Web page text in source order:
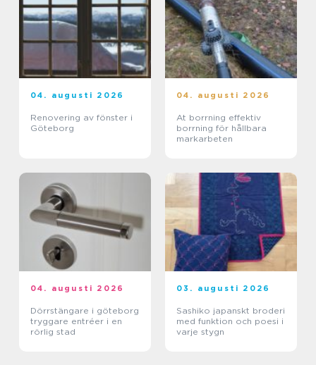
04. augusti 2026
Renovering av fönster i
Göteborg
04. augusti 2026
At borrning effektiv
borrning för hållbara
markarbeten
04. augusti 2026
Dörrstängare i göteborg
tryggare entréer i en
rörlig stad
03. augusti 2026
Sashiko japanskt broderi
med funktion och poesi i
varje stygn